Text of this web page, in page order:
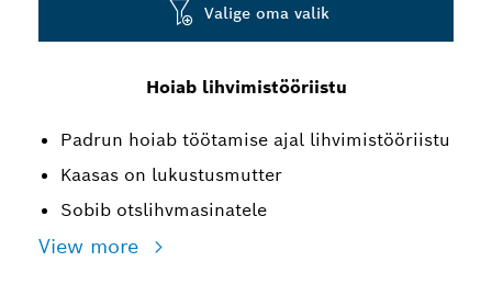
Hoiab lihvimistööriistu
Padrun hoiab töötamise ajal lihvimistööriistu
Kaasas on lukustusmutter
Sobib otslihvmasinatele
View more
Valige oma valik